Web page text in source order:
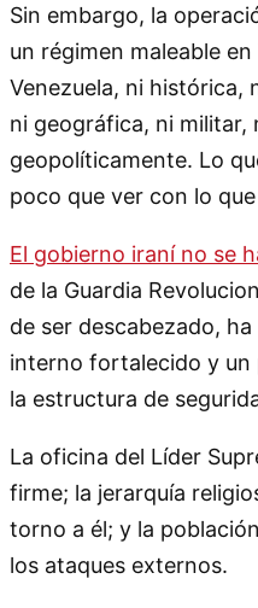
Sin embargo, la
un régimen maleable
Venezuela, ni histórica,
ni geográfica, ni militar,
geopolíticamente. Lo
poco que ver con lo
El gobierno iraní no se
de la Guardia
de ser descabezado,
interno fortalecido y un
la estructura de
La oficina del Líder
firme; la jerarquía
torno a él; y la
los ataques externos.